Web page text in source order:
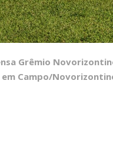
Grêmio
Campo/